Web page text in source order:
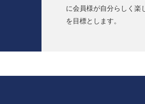
に会員様が自分らしく楽
を目標とします。